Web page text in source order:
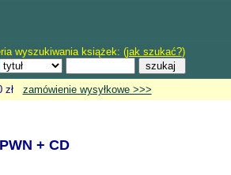
wyszukiwania książek: (jak szukać?)
zł zamówienie wysyłkowe >>>
+ CD